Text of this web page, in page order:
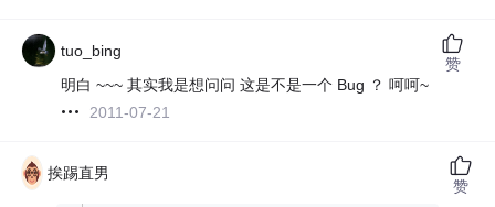
tuo_bing
明白 ~~~ 其实我是想问问 这是不是一个 Bug ？ 呵呵~
2011-07-21
赞
挨踢直男
赞